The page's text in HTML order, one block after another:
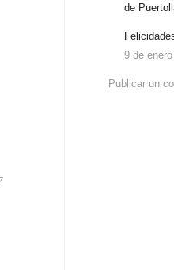
de
9 de
Publicar un